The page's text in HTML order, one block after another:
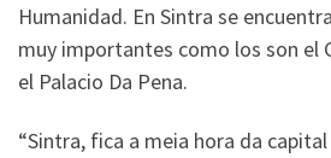
Humanidad. En Sintra se
muy importantes como los son el
el Palacio Da Pena.
“Sintra, fica a meia hora da